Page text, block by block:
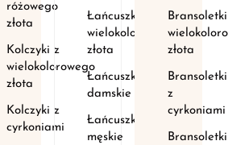
różowego
złota
Kolczyki z
wielokolorowego
złota
Kolczyki z
cyrkoniami
Łańcuszki z
wielokolorowego
złota
Łańcuszki
damskie
Łańcuszki
męskie
złota
Bransoletki
z
cyrkoniami
Bransoletki